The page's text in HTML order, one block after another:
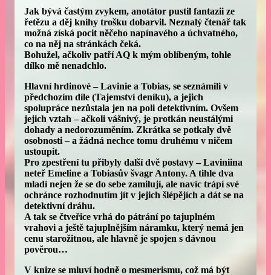
Jak bývá častým zvykem, anotátor pustil fantazii ze
řetězu a děj knihy trošku dobarvil. Neznalý čtenář tak
možná získá pocit něčeho napínavého a úchvatného,
co na něj na stránkách čeká.
Bohužel, ačkoliv patří AQ k mým oblíbeným, tohle
dílko mě nenadchlo.
Hlavní hrdinové – Lavinie a Tobias, se seznámili v
předchozím díle (Tajemství deníku), a jejich
spolupráce nezůstala jen na poli detektivním. Ovšem
jejich vztah – ačkoli vášnivý, je protkán neustálými
dohady a nedorozuměním. Zkrátka se potkaly dvě
osobnosti – a žádná nechce tomu druhému v ničem
ustoupit.
Pro zpestření tu přibyly další dvě postavy – Laviniina
neteř Emeline a Tobiasův švagr Antony. A tihle dva
mladí nejen že se do sebe zamilují, ale navíc trápí své
ochránce rozhodnutím jít v jejich šlépějích a dát se na
detektivní dráhu.
A tak se čtveřice vrhá do pátrání po tajuplném
vrahovi a ještě tajuplnějším náramku, který nemá jen
cenu starožitnou, ale hlavně je spojen s dávnou
pověrou…
V knize se mluví hodně o mesmerismu, což má být